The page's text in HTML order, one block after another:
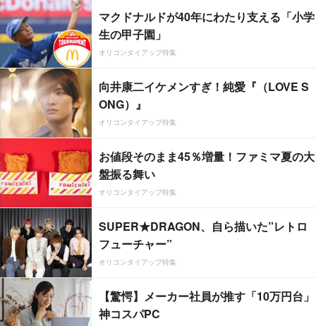
マクドナルドが40年にわたり支える「小学
生の甲子園」
オリコンタイアップ特集
向井康二イケメンすぎ！純愛『（LOVE S
ONG）』
オリコンタイアップ特集
お値段そのまま45％増量！ファミマ夏の大
盤振る舞い
オリコンタイアップ特集
SUPER★DRAGON、自ら描いた”レトロ
フューチャー”
オリコンタイアップ特集
【驚愕】メーカー社員が推す「10万円台」
神コスパPC